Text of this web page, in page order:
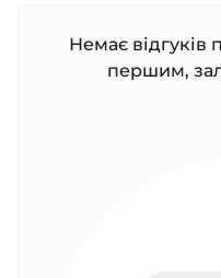
Немає відгуків
першим,